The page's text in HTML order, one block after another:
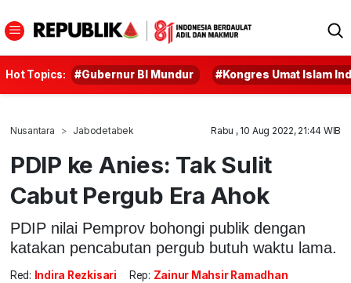
Hot Topics: #Gubernur BI Mundur #Kongres Umat Islam
Nusantara Jabodetabek Rabu , 10 Aug 2022, 21:44 WIB
PDIP ke Anies: Tak Sulit
Cabut Pergub Era Ahok
PDIP nilai Pemprov bohongi publik dengan
katakan pencabutan pergub butuh waktu lama.
Red: Indira Rezkisari Rep: Zainur Mahsir Ramadhan